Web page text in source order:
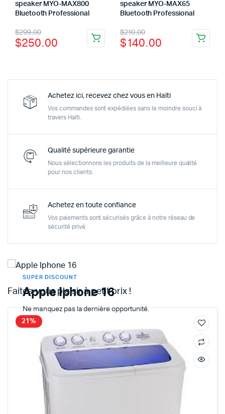
Achetez ici, recevez chez vous en Haïti
Vos commandes sont expédiées sans le moindre souci à
travers Haïti.
Qualité supérieure garantie
Nous sélectionnons les produits de la meilleure qualité
pour nos clients.
Achetez en toute confiance
Vos paiements sont sécurisés grâce à notre réseau de
sécurité privé.
SUPER DISCOUNT
Apple Iphone 16
Ne manquez pas la dernière opportunité.
Faites-vous plaisir à petit prix !
21%
speaker MYO-MAX800
Bluetooth Professional
$299.00
$250.00
speaker MYO-MAX65
Bluetooth Professional
$210.00
$140.00